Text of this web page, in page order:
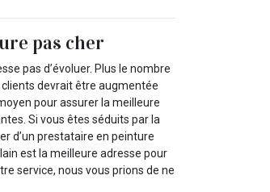
pas cher
pas d’évoluer. Plus le nombre
devrait être augmentée
pour assurer la meilleure
Si vous êtes séduits par la
d’un prestataire en peinture
est la meilleure adresse pour
service, nous vous prions de ne